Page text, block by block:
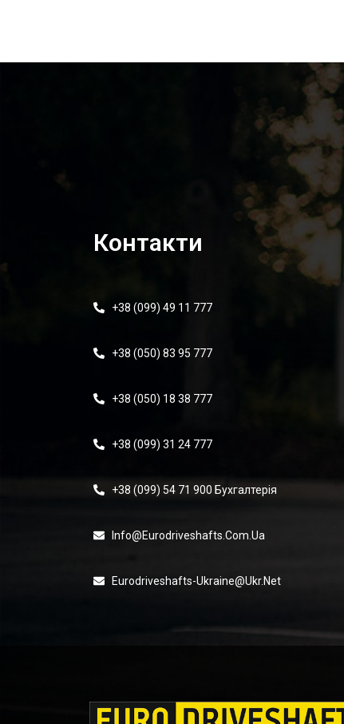
Контакти
+38 (099) 49 11 777
+38 (050) 83 95 777
+38 (050) 18 38 777
+38 (099) 31 24 777
+38 (099) 54 71 900 Бухгалтерія
Info@eurodriveshafts.com.ua
Eurodriveshafts-Ukraine@ukr.net